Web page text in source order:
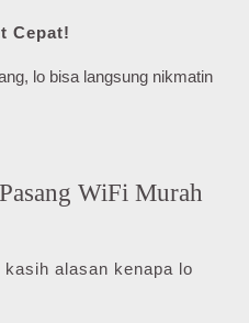
Cepat!
lo bisa langsung nikmatin
WiFi Murah
alasan kenapa lo